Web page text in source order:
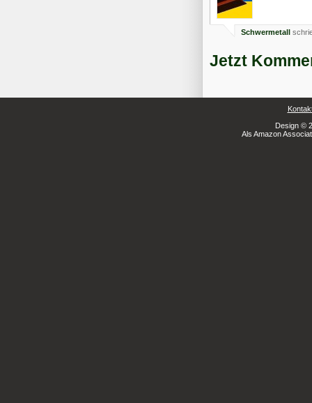
Schwermetall
Jetzt
Design ©
Als Amazon